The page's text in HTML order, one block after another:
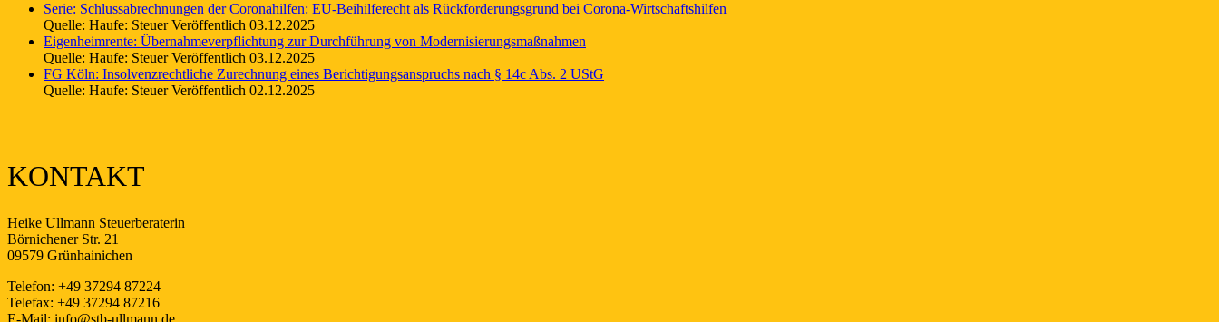
Serie: Schlussabrechnungen der Coronahilfen: EU-Beihilferecht als Rückforderungsgrund bei Corona-Wirtschaftshilfen
Quelle: Haufe: SteuerVeröffentlich 03.12.2025
Eigenheimrente: Übernahmeverpflichtung zur Durchführung von Modernisierungsmaßnahmen
Quelle: Haufe: SteuerVeröffentlich 03.12.2025
FG Köln: Insolvenzrechtliche Zurechnung eines Berichtigungsanspruchs nach § 14c Abs. 2 UStG
Quelle: Haufe: SteuerVeröffentlich 02.12.2025
KONTAKT
Heike Ullmann Steuerberaterin
Börnichener Str. 21
09579 Grünhainichen
Telefon: +49 37294 87224
Telefax: +49 37294 87216
E-Mail: info@stb-ullmann.de